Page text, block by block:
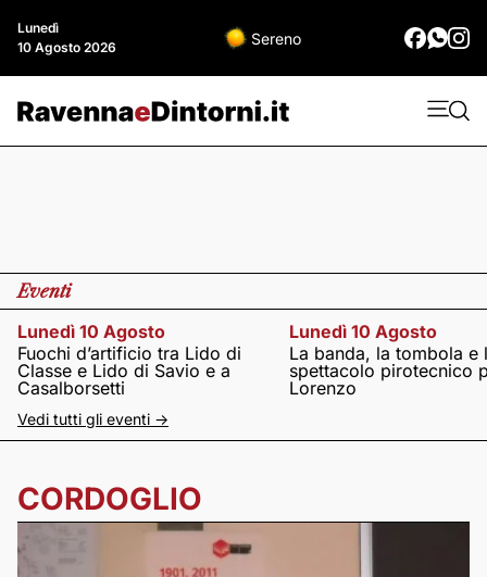
Lunedì
10 Agosto 2026
Sereno
Eventi
Lunedì 10 Agosto
Fuochi d’artificio tra Lido di
Classe e Lido di Savio e a
Casalborsetti
Lunedì 10 Agosto
La banda, la tombola e
spettacolo pirotecnico
Lorenzo
Vedi tutti gli eventi ->
CORDOGLIO